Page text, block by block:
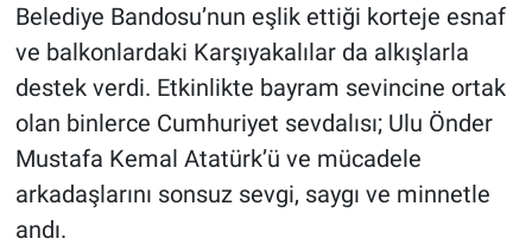
Belediye Bandosu’nun eşlik ettiği korteje esnaf
ve balkonlardaki Karşıyakalılar da alkışlarla
destek verdi. Etkinlikte bayram sevincine ortak
olan binlerce Cumhuriyet sevdalısı; Ulu Önder
Mustafa Kemal Atatürk’ü ve mücadele
arkadaşlarını sonsuz sevgi, saygı ve minnetle
andı.